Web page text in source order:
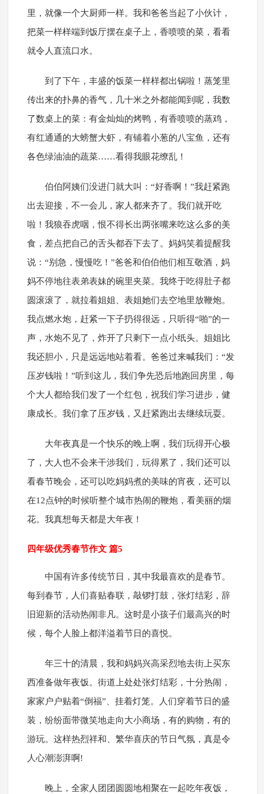
里，就像一个大厨师一样。我和爸爸当起了小伙计，
把菜一样样端到饭厅摆在桌子上，香喷喷的菜，看看
就令人直流口水。
到了下午，丰盛的饭菜一样样都出锅啦！蒸笼里
传出来的扑鼻的香气，几十米之外都能闻到呢，我数
了数桌上的菜：有金灿灿的烤鸭，有香喷喷的蒸鸡，
有红通通的大螃蟹大虾，有铺着小葱的八宝鱼，还有
各色绿油油的蔬菜……看得我眼花缭乱！
伯伯阿姨们没进门就大叫：“好香啊！”我赶紧跑
出去迎接，不一会儿，家人都来齐了。我们就开吃
啦！我狼吞虎咽，恨不得长出两张嘴来吃这么多的美
食，差点把自己的舌头都吞下去了。妈妈笑着提醒我
说：“别急，慢慢吃！”爸爸和伯伯他们相互敬酒，妈
妈不停地往表弟表妹的碗里夹菜。我终于吃得肚子都
圆滚滚了，就拉着姐姐、表姐她们去空地里放鞭炮。
我点燃水炮，赶紧一下子扔得很远，只听得“啪”的一
声，水炮不见了，炸开了只剩下一点小纸头。姐姐比
我还胆小，只是远远地站着看。爸爸过来喊我们：“发
压岁钱啦！”听到这儿，我们争先恐后地跑回房里，每
个大人都给我们发了一个红包，祝我们学习进步，健
康成长。我们拿了压岁钱，又赶紧跑出去继续玩耍。
大年夜真是一个快乐的晚上啊，我们玩得开心极
了，大人也不会来干涉我们，玩得累了，我们还可以
看春节晚会，还可以吃妈妈煮的美味的宵夜，还可以
在12点钟的时候听整个城市热闹的鞭炮，看美丽的烟
花。我真想每天都是大年夜！
四年级优秀春节作文 篇5
中国有许多传统节日，其中我最喜欢的是春节。
每到春节，人们喜贴春联，敲锣打鼓，张灯结彩，辞
旧迎新的活动热闹非凡。这时是小孩子们最高兴的时
候，每个人脸上都洋溢着节日的喜悦。
年三十的清晨，我和妈妈兴高采烈地去街上买东
西准备做年夜饭。街道上处处张灯结彩，十分热闹，
家家户户贴着“倒福”、挂着灯笼。人们穿着节日的盛
装，纷纷面带微笑地走向大小商场，有的购物，有的
游玩。这样热烈祥和、繁华喜庆的节日气氛，真是令
人心潮澎湃啊!
晚上，全家人团团圆圆地相聚在一起吃年夜饭，